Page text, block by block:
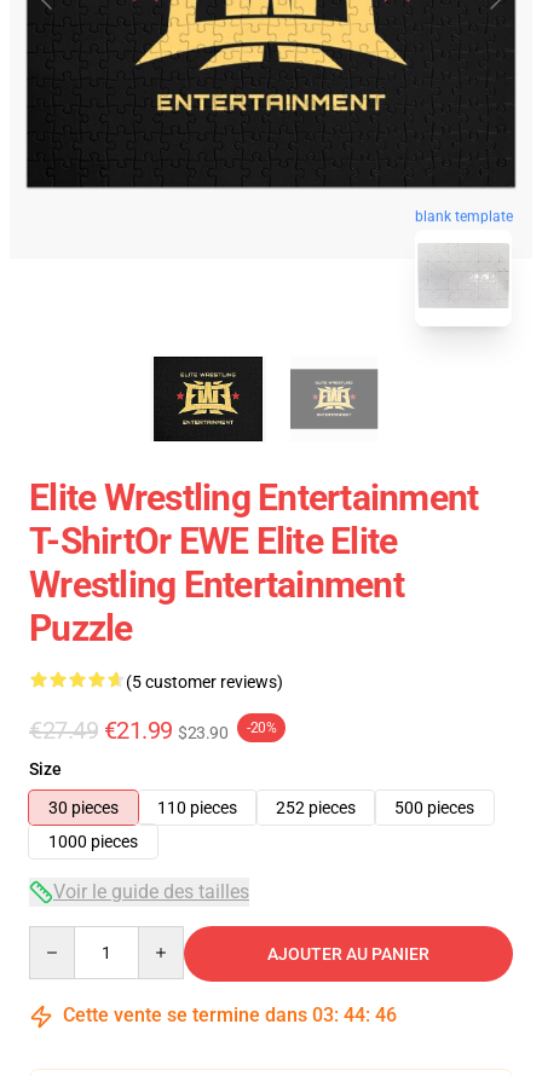
blank template
Elite Wrestling Entertainment
T-ShirtOr EWE Elite Elite
Wrestling Entertainment
Puzzle
(5 customer reviews)
€27.49 €21.99 $23.90 -20%
Size
30 pieces
110 pieces 252 pieces
500 pieces
1000 pieces
Voir le guide des tailles
AJOUTER AU PANIER
Cette vente se termine dans 03: 44: 45